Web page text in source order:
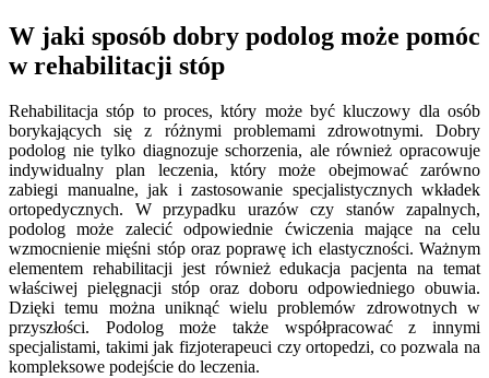
W jaki sposób dobry podolog może pomóc
w rehabilitacji stóp
Rehabilitacja stóp to proces, który może być kluczowy dla osób
borykających się z różnymi problemami zdrowotnymi. Dobry
podolog nie tylko diagnozuje schorzenia, ale również opracowuje
indywidualny plan leczenia, który może obejmować zarówno
zabiegi manualne, jak i zastosowanie specjalistycznych wkładek
ortopedycznych. W przypadku urazów czy stanów zapalnych,
podolog może zalecić odpowiednie ćwiczenia mające na celu
wzmocnienie mięśni stóp oraz poprawę ich elastyczności. Ważnym
elementem rehabilitacji jest również edukacja pacjenta na temat
właściwej pielęgnacji stóp oraz doboru odpowiedniego obuwia.
Dzięki temu można uniknąć wielu problemów zdrowotnych w
przyszłości. Podolog może także współpracować z innymi
specjalistami, takimi jak fizjoterapeuci czy ortopedzi, co pozwala na
kompleksowe podejście do leczenia.